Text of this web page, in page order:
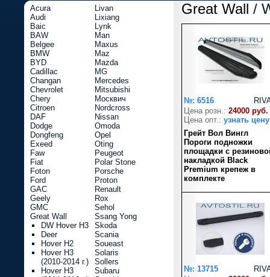
Great Wall /
№: 6516
Цена розн.: 24000 руб.
Цена опт.: узнать цену
Грейт Вол Вингл
Пороги подножки
площадки с
накладкой Black
Premium крепеж в
комплекте
№: 13715
Acura
Audi
Baic
BAW
Belgee
BMW
BYD
Cadillac
Changan
Chevrolet
Chery
Citroen
DAF
Dodge
Dongfeng
Exeed
Faw
Fiat
Foton
Ford
GAC
Geely
GMC
Great Wall
DW Hover H3
Deer
Hover H2
Hover H3
(2010-2014 г.)
Hover H3
Livan
Lixiang
Lynk
Man
Maxus
Maz
Mazda
MG
Mercedes
Mitsubishi
Москвич
Nordcross
Nissan
Omoda
Opel
Oting
Peugeot
Polar Stone
Porsche
Proton
Renault
Rox
Sehol
Ssang Yong
Skoda
Scania
Soueast
Solaris
Sollers
Subaru